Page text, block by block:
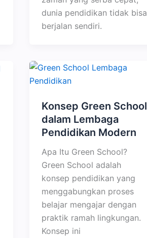
dunia pendidikan tidak bisa
berjalan sendiri.
Konsep Green School
dalam Lembaga
Pendidikan Modern
Apa Itu Green School?
Green School adalah
konsep pendidikan yang
menggabungkan proses
belajar mengajar dengan
praktik ramah lingkungan.
Konsep ini